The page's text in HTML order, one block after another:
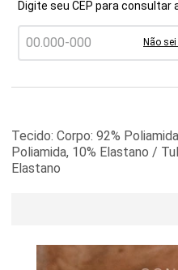
Entrega ou retirada em
Digite seu CEP para consultar
Tecido: Corpo: 92%
Poliamida, 10% Elastano /